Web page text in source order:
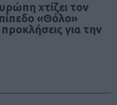
χτίζει τον
«Θόλο»
για την